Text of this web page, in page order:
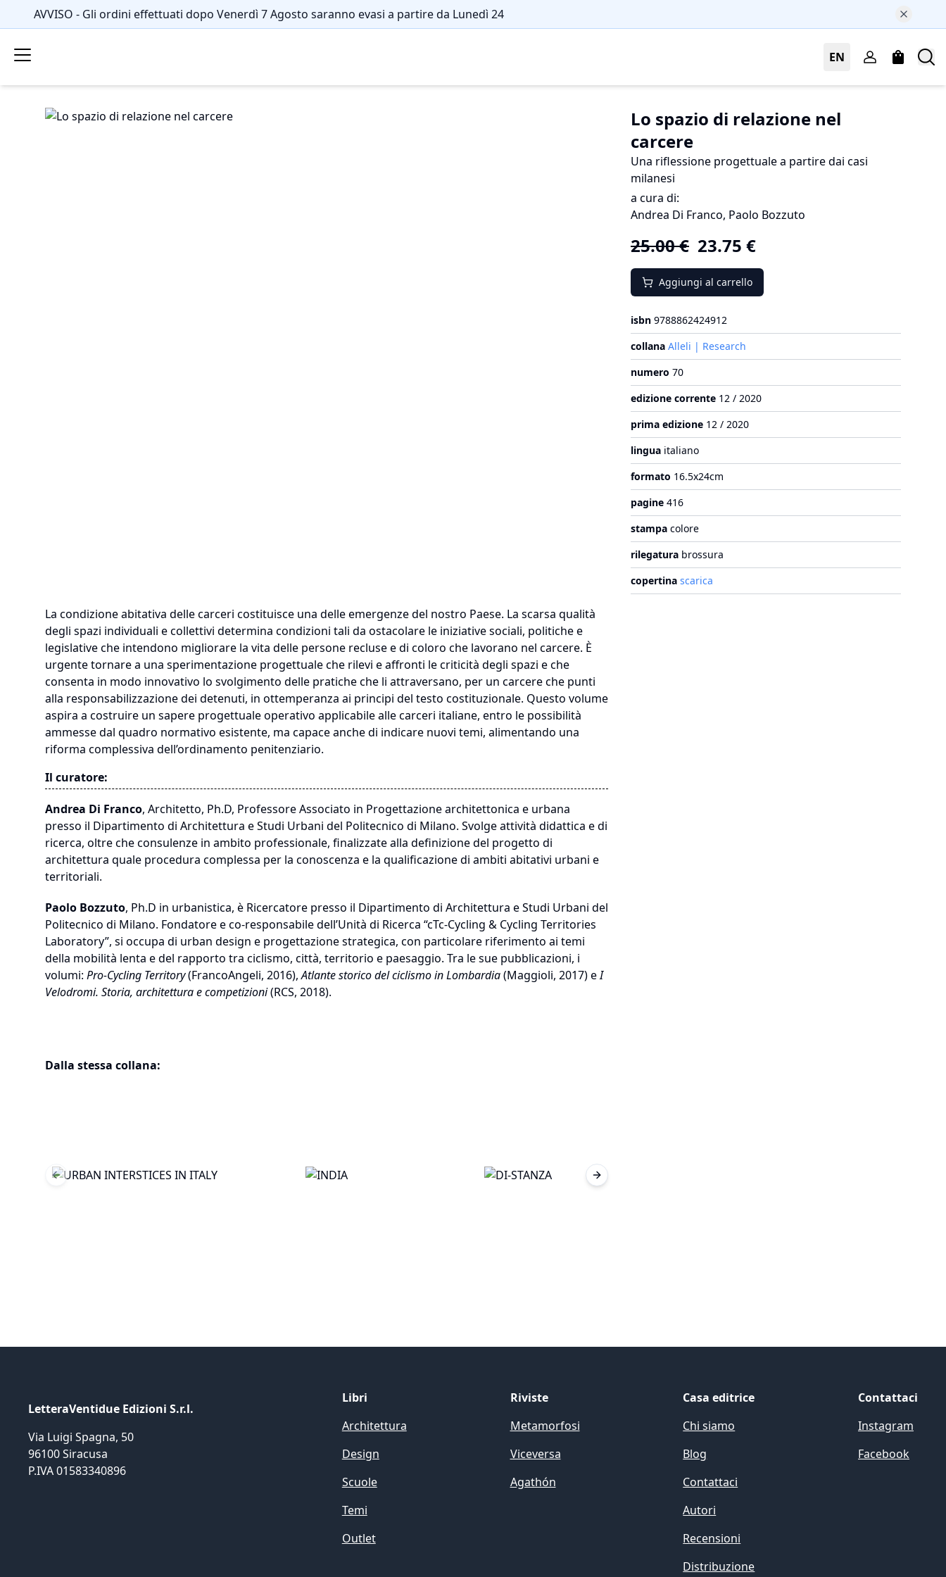
AVVISO - Gli ordini effettuati dopo Venerdì 7 Agosto saranno evasi a partire da Lunedì 24
EN
Lo spazio di relazione nel
carcere
Una riflessione progettuale a partire dai casi
milanesi
a cura di:
Andrea Di Franco, Paolo Bozzuto
25.00€ 23.75 €
Aggiungi al carrello
isbn 9788862424912
collana Alleli | Research
numero 70
edizione corrente 12 / 2020
prima edizione 12 / 2020
lingua italiano
formato 16.5x24cm
pagine 416
stampa colore
rilegatura brossura
copertina scarica
La condizione abitativa delle carceri costituisce una delle emergenze del nostro Paese. La scarsa qualità
degli spazi individuali e collettivi determina condizioni tali da ostacolare le iniziative sociali, politiche e
legislative che intendono migliorare la vita delle persone recluse e di coloro che lavorano nel carcere. È
urgente tornare a una sperimentazione progettuale che rilevi e affronti le criticità degli spazi e che
consenta in modo innovativo lo svolgimento delle pratiche che li attraversano, per un carcere che punti
alla responsabilizzazione dei detenuti, in ottemperanza ai principi del testo costituzionale. Questo volume
aspira a costruire un sapere progettuale operativo applicabile alle carceri italiane, entro le possibilità
ammesse dal quadro normativo esistente, ma capace anche di indicare nuovi temi, alimentando una
riforma complessiva dell’ordinamento penitenziario.
Il curatore:
Andrea Di Franco, Architetto, Ph.D, Professore Associato in Progettazione architettonica e urbana
presso il Dipartimento di Architettura e Studi Urbani del Politecnico di Milano. Svolge attività didattica e di
ricerca, oltre che consulenze in ambito professionale, finalizzate alla definizione del progetto di
architettura quale procedura complessa per la conoscenza e la qualificazione di ambiti abitativi urbani e
territoriali.
Paolo Bozzuto, Ph.D in urbanistica, è Ricercatore presso il Dipartimento di Architettura e Studi Urbani del
Politecnico di Milano. Fondatore e co-responsabile dell’Unità di Ricerca “cTc-Cycling & Cycling Territories
Laboratory”, si occupa di urban design e progettazione strategica, con particolare riferimento ai temi
della mobilità lenta e del rapporto tra ciclismo, città, territorio e paesaggio. Tra le sue pubblicazioni, i
volumi: Pro-Cycling Territory(FrancoAngeli, 2016),Atlante storico del ciclismo in Lombardia(Maggioli, 2017) eI
Velodromi. Storia, architettura e competizioni(RCS, 2018).
Dalla stessa collana:
Previous slide Next slide
LetteraVentidue Edizioni S.r.l.
Via Luigi Spagna, 50
96100 Siracusa
P.IVA 01583340896
Libri
Architettura
Design
Scuole
Temi
Outlet
Riviste
Metamorfosi
Viceversa
Agathón
Casa editrice
Chi siamo
Blog
Contattaci
Autori
Recensioni
Distribuzione
Contattaci
Instagram
Facebook